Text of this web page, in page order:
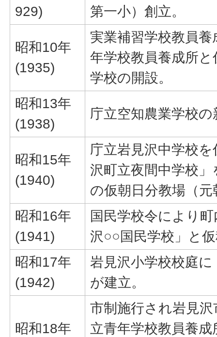
929) 第一小）創立。
昭和10年
(1935)
実業補習学校教員
年学校教員養成所
学校の開設。
昭和13年
(1938)
庁立空知農業学校
昭和15年
(1940)
庁立岩見沢中学校
沢町立夜間中学校
の仮朝日分教場（
昭和16年
(1941)
国民学校令により
沢○○国民学校」と
昭和17年
(1942)
岩見沢小学校校庭
が建立。
昭和18年
市制施行され岩見
立青年学校教員養